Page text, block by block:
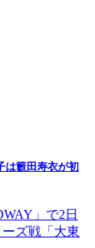
は籔田寿衣が初
」で2日
ズ戦「大東